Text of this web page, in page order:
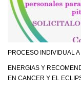
PROCESO INDIVIDUAL
ENERGIAS Y
EN CANCER Y EL